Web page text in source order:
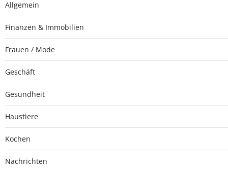
Allgemein
Finanzen & Immobilien
Frauen / Mode
Geschäft
Gesundheit
Haustiere
Kochen
Nachrichten